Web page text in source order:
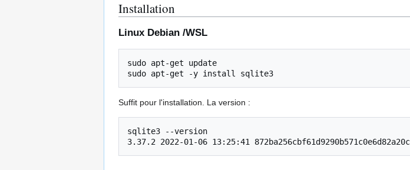
Installation
Linux Debian /WSL
sudo apt-get
update
sudo apt-get -y install
Suffit pour l'installation. La version :
sqlite3 --version